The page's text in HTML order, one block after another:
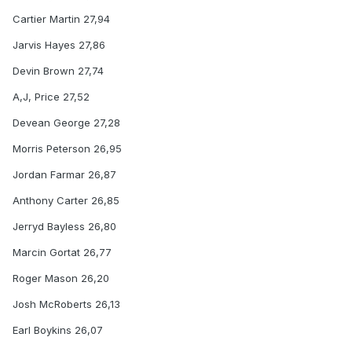
Cartier Martin 27,94
Jarvis Hayes 27,86
Devin Brown 27,74
A,J, Price 27,52
Devean George 27,28
Morris Peterson 26,95
Jordan Farmar 26,87
Anthony Carter 26,85
Jerryd Bayless 26,80
Marcin Gortat 26,77
Roger Mason 26,20
Josh McRoberts 26,13
Earl Boykins 26,07